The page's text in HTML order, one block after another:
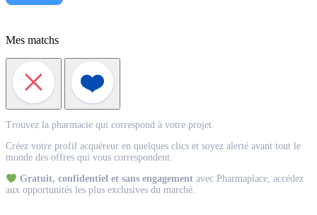
Mes matchs
Acquéreur
Trouvez la pharmacie qui correspond à votre projet.
Créez votre profil acquéreur en quelques clics et soyez alerté avant tout le
monde des offres qui vous correspondent.
Gratuit, confidentiel et sans engagementavec Pharmaplace, accédez
aux opportunités les plus exclusives du marché.